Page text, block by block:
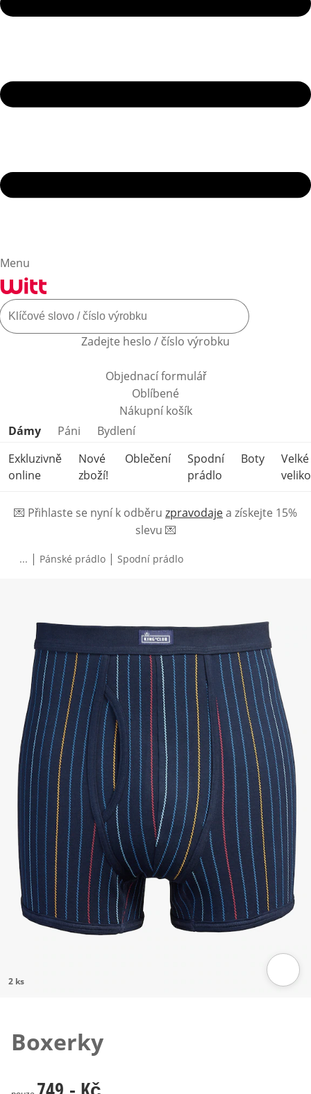
Menu
Zadejte heslo / číslo výrobku
Objednací formulář
Oblíbené
Nákupní košík
Přeskočit kategorie produktů
Dámy Páni
Bydlení
Exkluzivně
online
Nové
zboží!
Oblečení
Spodní
prádlo
Boty
Velké
💌 Přihlaste se nyní k odběru zpravodajea získejte 15%
slevu 💌
... | Pánské prádlo | Spodní prádlo
2 ks
Boxerky
749,- Kč